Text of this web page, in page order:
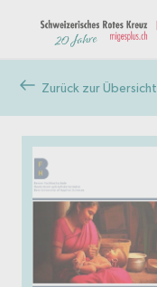
Zurück zur Übersicht